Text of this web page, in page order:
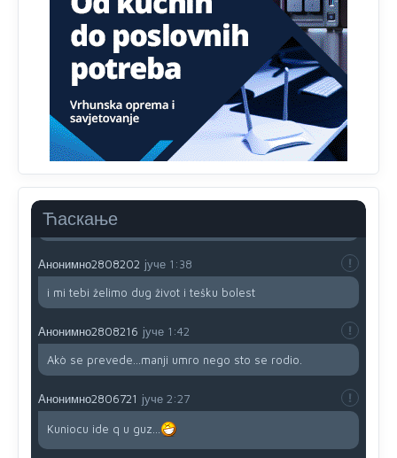
Ћаскање
Анонимно2806721 јуче 12:39
791 BiH nije priznala Kosovo kao nezavisnu državu jer
genocidna tvorevina pravi smetnju a recimo Srbija je
davnopriznala.Nasvakom proizvodu iz Srbije stoji -
uvoznik za Kosovo
Анонимно2806721 јуче 12:45
da brani? A imamo vojsku Kosova kojoj želimo svako
dobro i da se što bolje opreme
Анонимно2808202 јуче 1:38
i mi tebi želimo dug život i tešku bolest
Анонимно2808216 јуче 1:42
Akò se prevede...manji umro nego sto se rodio.
Анонимно2806721 јуче 2:27
Kuniocu ide q u guz...